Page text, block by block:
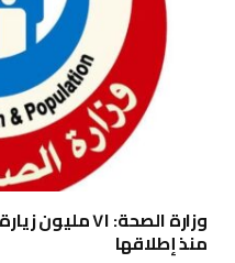
وزارة الصحة:
منذ إطلاقها